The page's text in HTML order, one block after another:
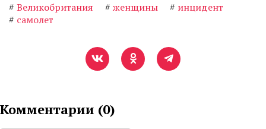
# Великобритания # женщины # инцидент
# самолет
Комментарии (0)